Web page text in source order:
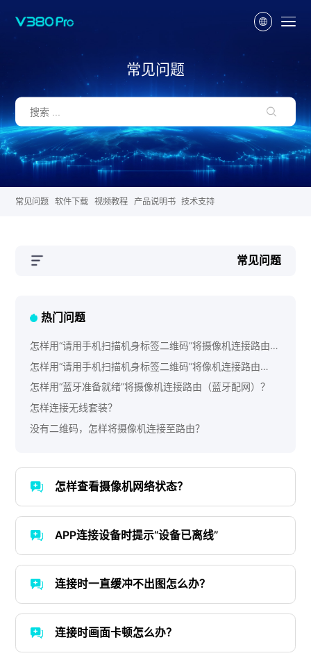
常见问题
常见问题 软件下载 视频教程 产品说明书 技术支持
常见问题
热门问题
怎样用“请用手机扫描机身标签二维码”将摄像机连接路由
（二维码配网）？
怎样用“请用手机扫描机身标签二维码”将像机连接路由
（AP热点配网）？
怎样用“蓝牙准备就绪”将摄像机连接路由（蓝牙配网）？
怎样连接无线套装？
没有二维码，怎样将摄像机连接至路由？
怎样查看摄像机网络状态？
APP连接设备时提示“设备已离线”
连接时一直缓冲不出图怎么办？
连接时画面卡顿怎么办？